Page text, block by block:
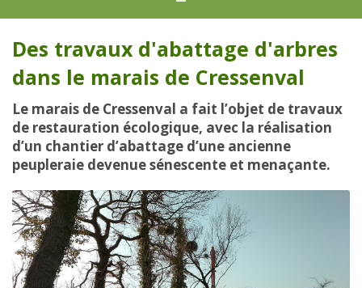
Des travaux d'abattage d'arbres
dans le marais de Cressenval
Le marais de Cressenval a fait l’objet de travaux
de restauration écologique, avec la réalisation
d’un chantier d’abattage d’une ancienne
peupleraie devenue sénescente et menaçante.